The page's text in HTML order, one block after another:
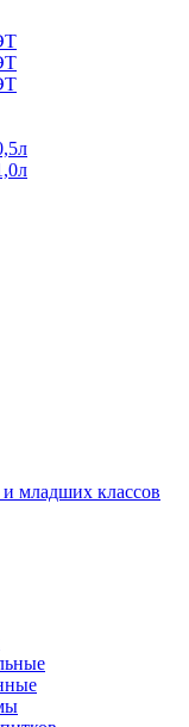
младших классов